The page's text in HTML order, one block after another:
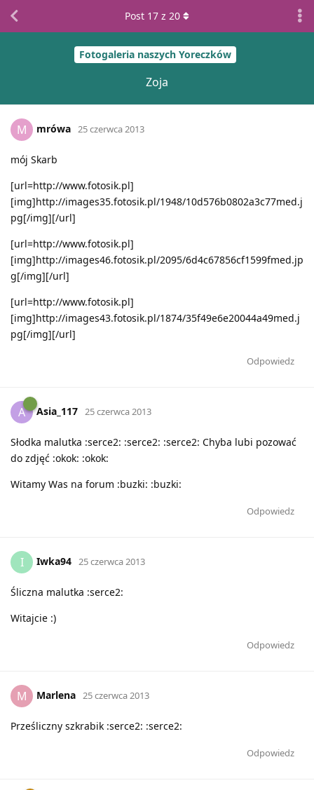
Fotogaleria naszych Yoreczków
Zoja
Post 17 z 20
M mrówa 25 czerwca 2013
mój Skarb
[url=http://www.fotosik.pl]
[img]http://images35.fotosik.pl/1948/10d576b0802a3c77med.j
pg[/img][/url]
[url=http://www.fotosik.pl]
[img]http://images46.fotosik.pl/2095/6d4c67856cf1599fmed.jp
g[/img][/url]
[url=http://www.fotosik.pl]
[img]http://images43.fotosik.pl/1874/35f49e6e20044a49med.j
pg[/img][/url]
Odpowiedz
A Asia_117 25 czerwca 2013
Słodka malutka :serce2: :serce2: :serce2: Chyba lubi pozować
do zdjęć :okok: :okok:
Witamy Was na forum :buzki: :buzki:
Odpowiedz
I Iwka94 25 czerwca 2013
Śliczna malutka :serce2:
Witajcie :)
Odpowiedz
M Marlena 25 czerwca 2013
Prześliczny szkrabik :serce2: :serce2:
Odpowiedz